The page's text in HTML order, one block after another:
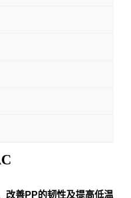
改善PP的韧性及提高低温